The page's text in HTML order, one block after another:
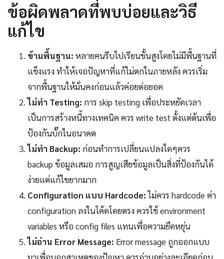
ข้อผิดพลาดที่พบบ่อยและวิธี
แก้ไข
ข้ามพื้นฐาน: หลายคนรีบไปเรียนขั้นสูงโดยไม่มีพื้นฐานที่
แข็งแรง ทำให้เจอปัญหาที่แก้ไม่ตกในภายหลัง ควรเริ่ม
จากพื้นฐานให้มั่นคงก่อนแล้วค่อยต่อยอด
ไม่ทำ Testing: การ skip testing เพื่อประหยัดเวลา
เป็นการสร้างหนี้ทางเทคนิค ควร write test ตั้งแต่ต้นเพื่อ
ป้องกันบั๊กในอนาคต
ไม่ทำ Backup: ก่อนทำการเปลี่ยนแปลงใดๆควร
backup ข้อมูลเสมอ การสูญเสียข้อมูลเป็นสิ่งที่ป้องกันได้
ง่ายแต่แก้ไขยากมาก
Configuration แบบ Hardcode:ไม่ควร hardcode ค่า
configuration ลงในโค้ดโดยตรง ควรใช้ environment
variables หรือ config files แทนเพื่อความยืดหยุ่น
ไม่อ่าน Error Message: Error message ถูกออกแบบ